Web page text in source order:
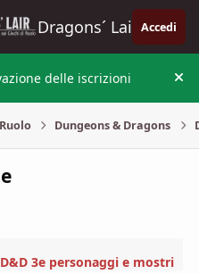
Dragons´ Lair Accedi
delle iscrizioni
Dungeons & Dragons
D&D 3e personaggi e mostri